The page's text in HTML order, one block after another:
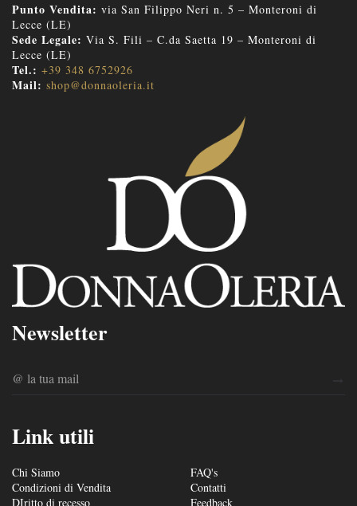
Punto Vendita: via San Filippo Neri n. 5 – Monteroni di
Lecce (LE)
Sede Legale: Via S. Fili – C.da Saetta 19 – Monteroni di
Lecce (LE)
Tel.: +39 348 6752926
Mail: shop@donnaoleria.it
Newsletter
Link utili
Chi Siamo
Condizioni di Vendita
DIritto di recesso
FAQ's
Contatti
Feedback